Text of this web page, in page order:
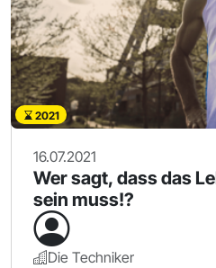
2021
16.07.2021
Wer sagt, dass das
sein muss!?
Die Techniker